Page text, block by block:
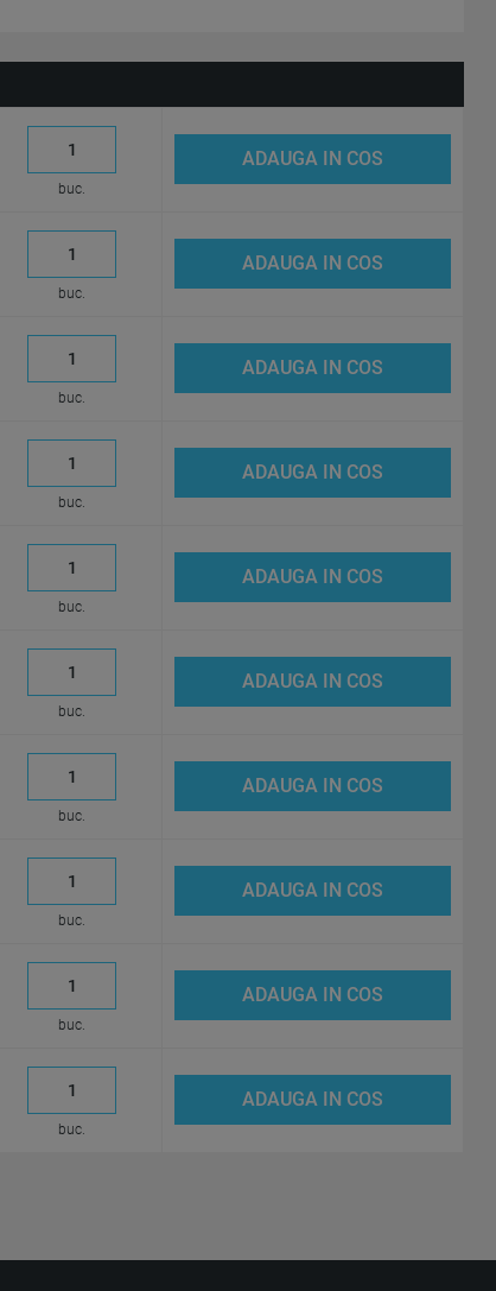
buc.
ADAUGA IN COS
buc.
ADAUGA IN COS
buc.
ADAUGA IN COS
buc.
ADAUGA IN COS
buc.
ADAUGA IN COS
buc.
ADAUGA IN COS
buc.
ADAUGA IN COS
buc.
ADAUGA IN COS
buc.
ADAUGA IN COS
buc.
ADAUGA IN COS